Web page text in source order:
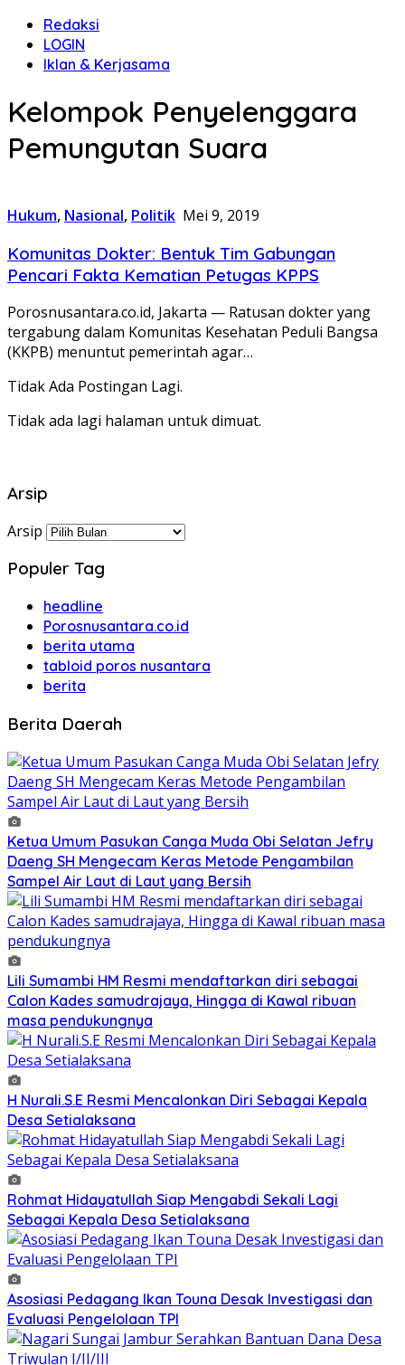
Redaksi
LOGIN
Iklan & Kerjasama
Kelompok Penyelenggara
Pemungutan Suara
Hukum, Nasional, Politik Mei 9, 2019
Komunitas Dokter: Bentuk Tim Gabungan
Pencari Fakta Kematian Petugas KPPS
Porosnusantara.co.id, Jakarta — Ratusan dokter yang
tergabung dalam Komunitas Kesehatan Peduli Bangsa
(KKPB) menuntut pemerintah agar…
Tidak Ada Postingan Lagi.
Tidak ada lagi halaman untuk dimuat.
Arsip
Arsip
Populer Tag
headline
Porosnusantara.co.id
berita utama
tabloid poros nusantara
berita
Berita Daerah
Ketua Umum Pasukan Canga Muda Obi Selatan Jefry
Daeng SH Mengecam Keras Metode Pengambilan
Sampel Air Laut di Laut yang Bersih
Lili Sumambi HM Resmi mendaftarkan diri sebagai
Calon Kades samudrajaya, Hingga di Kawal ribuan
masa pendukungnya
H Nurali.S.E Resmi Mencalonkan Diri Sebagai Kepala
Desa Setialaksana
Rohmat Hidayatullah Siap Mengabdi Sekali Lagi
Sebagai Kepala Desa Setialaksana
Asosiasi Pedagang Ikan Touna Desak Investigasi dan
Evaluasi Pengelolaan TPI